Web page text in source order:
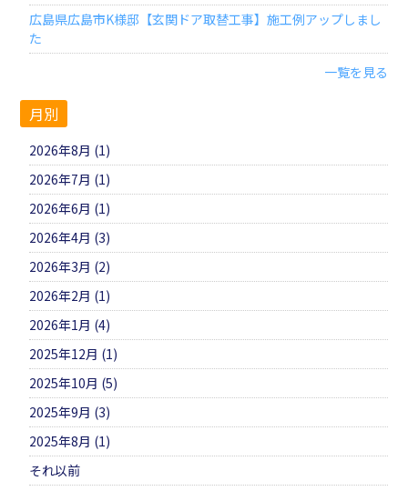
広島県広島市K様邸【玄関ドア取替工事】施工例アップしまし
た
一覧を見る
月別
2026年8月 (1)
2026年7月 (1)
2026年6月 (1)
2026年4月 (3)
2026年3月 (2)
2026年2月 (1)
2026年1月 (4)
2025年12月 (1)
2025年10月 (5)
2025年9月 (3)
2025年8月 (1)
それ以前